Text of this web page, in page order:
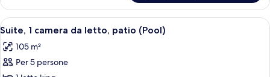
Plunge
Pool)
letti
multipli,
di
alla
spiaggia
Apri
tutte
le
foto
Una camera d'albergo con un letto,
10
Suite, 1 camera da letto, patio (Pool)
105 m²
Per 5 persone